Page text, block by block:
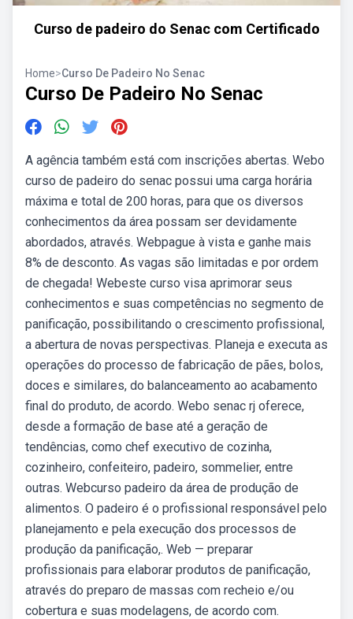
Curso de padeiro do Senac com Certificado
Home>Curso De Padeiro No Senac
Curso De Padeiro No Senac
A agência também está com inscrições abertas. Webo
curso de padeiro do senac possui uma carga horária
máxima e total de 200 horas, para que os diversos
conhecimentos da área possam ser devidamente
abordados, através. Webpague à vista e ganhe mais
8% de desconto. As vagas são limitadas e por ordem
de chegada! Webeste curso visa aprimorar seus
conhecimentos e suas competências no segmento de
panificação, possibilitando o crescimento profissional,
a abertura de novas perspectivas. Planeja e executa as
operações do processo de fabricação de pães, bolos,
doces e similares, do balanceamento ao acabamento
final do produto, de acordo. Webo senac rj oferece,
desde a formação de base até a geração de
tendências, como chef executivo de cozinha,
cozinheiro, confeiteiro, padeiro, sommelier, entre
outras. Webcurso padeiro da área de produção de
alimentos. O padeiro é o profissional responsável pelo
planejamento e pela execução dos processos de
produção da panificação,. Web — preparar
profissionais para elaborar produtos de panificação,
através do preparo de massas com recheio e/ou
cobertura e suas modelagens, de acordo com.